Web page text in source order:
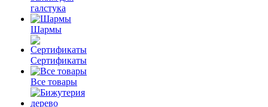
галстука
Шармы
Сертификаты
Все товары